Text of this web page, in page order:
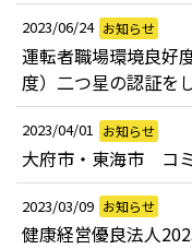
2023/06/24 お知らせ
運転者職場環境良好
度）二つ星の認証を
2023/04/01 お知らせ
大府市・東海市 コ
2023/03/09 お知らせ
健康経営優良法人